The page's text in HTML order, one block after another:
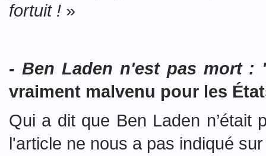
fortuit ! »
- Ben Laden n'est pas mort :
vraiment malvenu pour les
Qui a dit que Ben Laden
l'article ne nous a pas indiqué